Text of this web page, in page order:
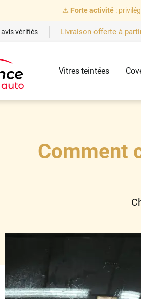
⚠️ Forte activité:
avis vérifiés Livraison offerteà
Vitres teintées
Comment